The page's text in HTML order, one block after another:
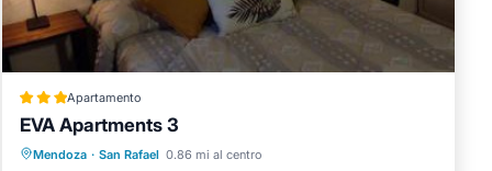
Apartamento
EVA Apartments 3
Mendoza · San Rafael 0.86 mi al centro
Chimenea/Calefacción
Aparcamiento